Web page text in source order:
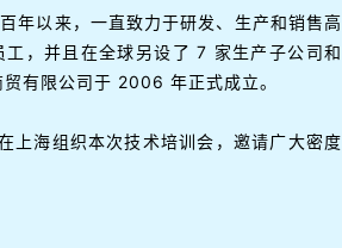
年以来，一直致力于研发、生产和销售高
，并且在全球另设了 7 家生产子公司和
有限公司于 2006 年正式成立。
上海组织本次技术培训会，邀请广大密度